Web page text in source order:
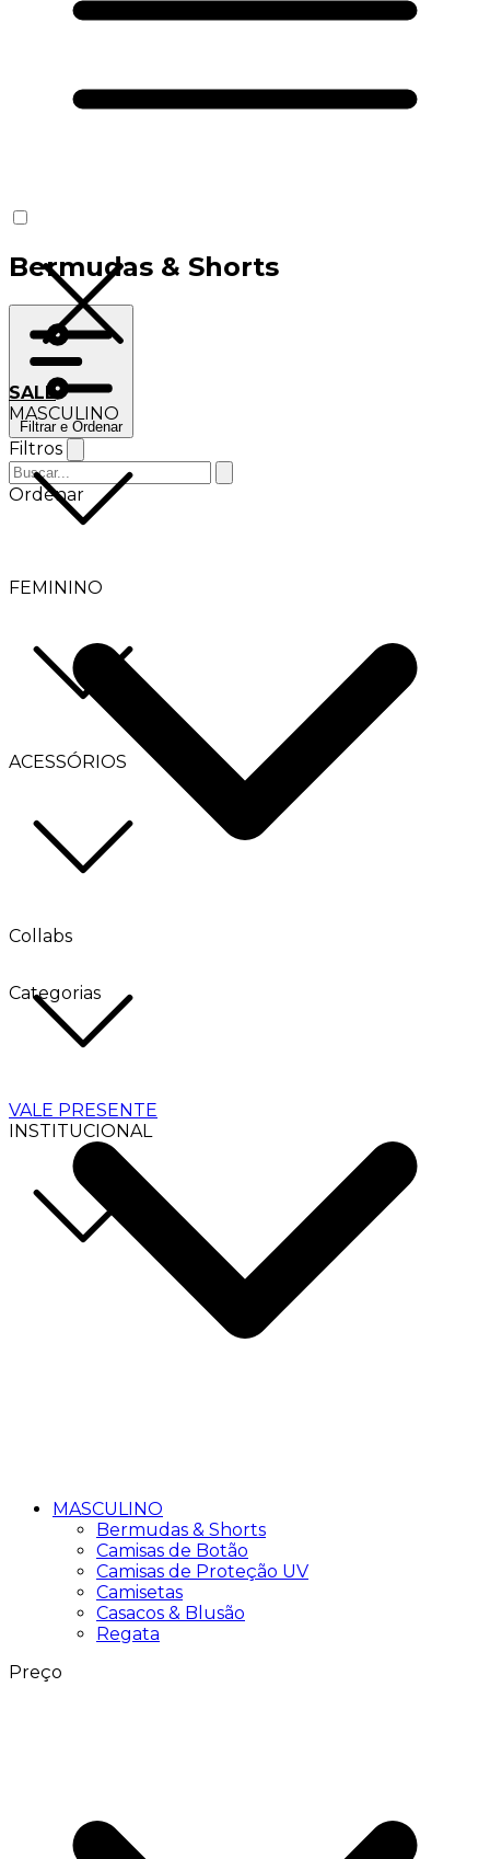
SALE
MASCULINO
FEMININO
ACESSÓRIOS
Collabs
VALE PRESENTE
INSTITUCIONAL
Bermudas & Shorts
Filtrar e Ordenar
Filtros
Ordenar
Categorias
MASCULINO
Bermudas & Shorts
Camisas de Botão
Camisas de Proteção UV
Camisetas
Casacos & Blusão
Regata
Preço